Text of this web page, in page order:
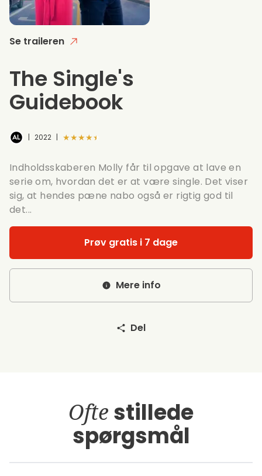
Se traileren
The Single's
Guidebook
| 2022 | ★★★★★
Indholdsskaberen Molly får til opgave at lave en
serie om, hvordan det er at være single. Det viser
sig, at hendes pæne nabo også er rigtig god til
det...
Prøv gratis i 7 dage
Mere info
Del
Ofte stillede
spørgsmål